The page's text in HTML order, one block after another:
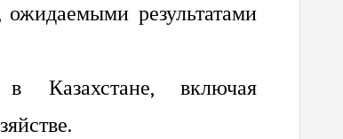
результатами
Казахстане, включая